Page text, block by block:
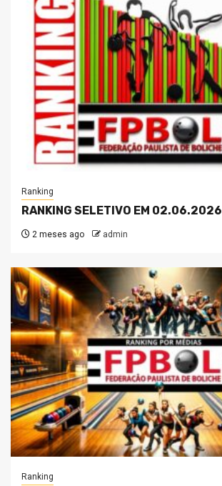
Ranking
RANKING SELETIVO EM 02.06.2026
2 meses ago admin
Ranking